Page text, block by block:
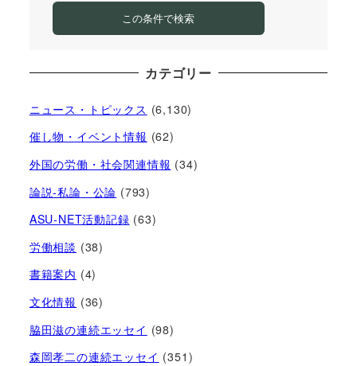
この条件で検索
カテゴリー
ニュース・トピックス (6,130)
催し物・イベント情報 (62)
外国の労働・社会関連情報 (34)
論説-私論・公論 (793)
ASU-NET活動記録 (63)
労働相談 (38)
書籍案内 (4)
文化情報 (36)
脇田滋の連続エッセイ (98)
森岡孝二の連続エッセイ (351)